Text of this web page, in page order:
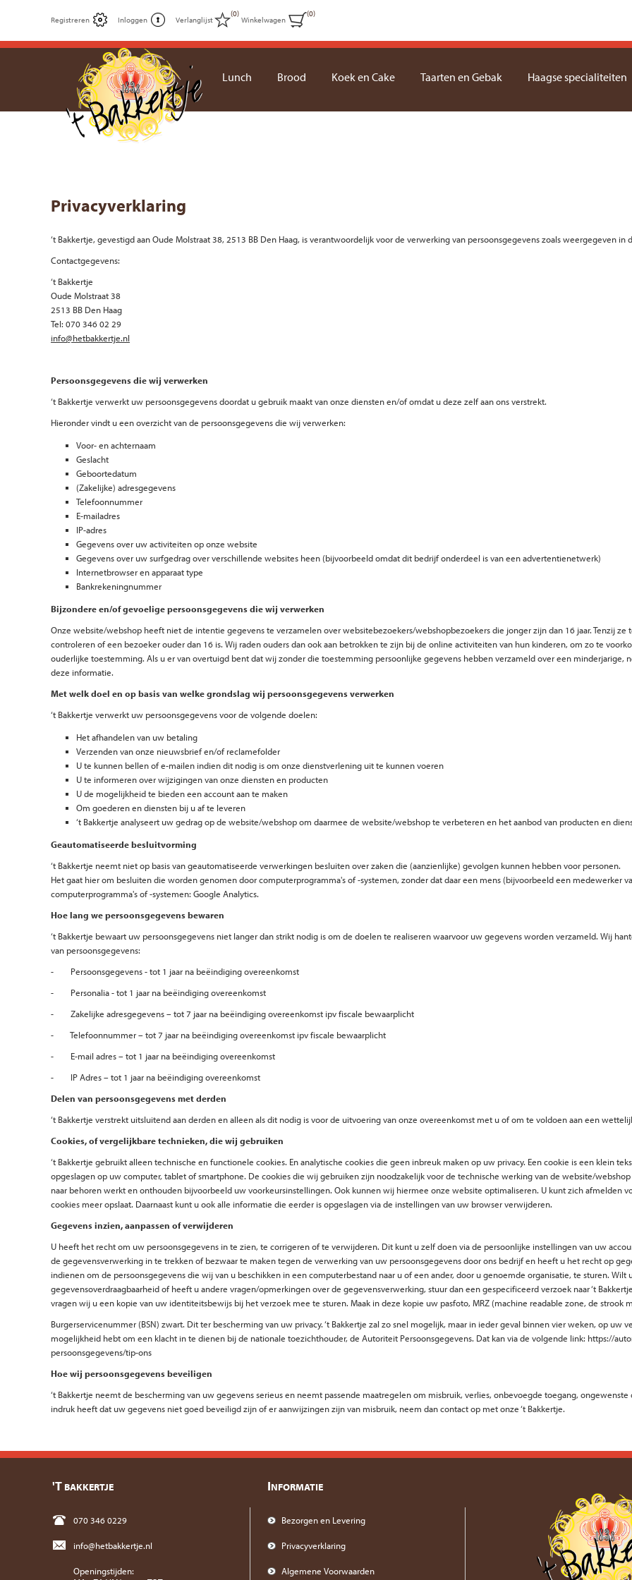
Registreren Inloggen Verlanglijst
(0)
Winkelwagen
(0)
Lunch Brood Koek en Cake Taarten en Gebak Haagse specialiteiten
Privacyverklaring
‘t Bakkertje, gevestigd aan Oude Molstraat 38, 2513 BB Den Haag, is verantwoordelijk voor de verwerking van persoonsgegevens zoals weergegeven in
Contactgegevens:
‘t Bakkertje
Oude Molstraat 38
2513 BB Den Haag
Tel: 070 346 02 29
info@hetbakkertje.nl
Persoonsgegevens die wij verwerken
‘t Bakkertje verwerkt uw persoonsgegevens doordat u gebruik maakt van onze diensten en/of omdat u deze zelf aan ons verstrekt.
Hieronder vindt u een overzicht van de persoonsgegevens die wij verwerken:
Voor- en achternaam
Geslacht
Geboortedatum
(Zakelijke) adresgegevens
Telefoonnummer
E-mailadres
IP-adres
Gegevens over uw activiteiten op onze website
Gegevens over uw surfgedrag over verschillende websites heen (bijvoorbeeld omdat dit bedrijf onderdeel is van een advertentienetwerk)
Internetbrowser en apparaat type
Bankrekeningnummer
Bijzondere en/of gevoelige persoonsgegevens die wij verwerken
Onze website/webshop heeft niet de intentie gegevens te verzamelen over websitebezoekers/webshopbezoekers die jonger zijn dan 16 jaar. Tenzij
controleren of een bezoeker ouder dan 16 is. Wij raden ouders dan ook aan betrokken te zijn bij de online activiteiten van hun kinderen, om zo te
ouderlijke toestemming. Als u er van overtuigd bent dat wij zonder die toestemming persoonlijke gegevens hebben verzameld over een minderjarige,
deze informatie.
Met welk doel en op basis van welke grondslag wij persoonsgegevens verwerken
‘t Bakkertje verwerkt uw persoonsgegevens voor de volgende doelen:
Het afhandelen van uw betaling
Verzenden van onze nieuwsbrief en/of reclamefolder
U te kunnen bellen of e-mailen indien dit nodig is om onze dienstverlening uit te kunnen voeren
U te informeren over wijzigingen van onze diensten en producten
U de mogelijkheid te bieden een account aan te maken
Om goederen en diensten bij u af te leveren
‘t Bakkertje analyseert uw gedrag op de website/webshop om daarmee de website/webshop te verbeteren en het aanbod van producten en
Geautomatiseerde besluitvorming
‘t Bakkertje neemt niet op basis van geautomatiseerde verwerkingen besluiten over zaken die (aanzienlijke) gevolgen kunnen hebben voor personen.
Het gaat hier om besluiten die worden genomen door computerprogramma's of -systemen, zonder dat daar een mens (bijvoorbeeld een medewerker
computerprogramma's of -systemen: Google Analytics.
Hoe lang we persoonsgegevens bewaren
‘t Bakkertje bewaart uw persoonsgegevens niet langer dan strikt nodig is om de doelen te realiseren waarvoor uw gegevens worden verzameld. Wij
van persoonsgegevens:
- Persoonsgegevens - tot 1 jaar na beëindiging overeenkomst
- Personalia - tot 1 jaar na beëindiging overeenkomst
- Zakelijke adresgegevens – tot 7 jaar na beëindiging overeenkomst ipv fiscale bewaarplicht
- Telefoonnummer – tot 7 jaar na beëindiging overeenkomst ipv fiscale bewaarplicht
- E-mail adres – tot 1 jaar na beëindiging overeenkomst
- IP Adres – tot 1 jaar na beëindiging overeenkomst
Delen van persoonsgegevens met derden
‘t Bakkertje verstrekt uitsluitend aan derden en alleen als dit nodig is voor de uitvoering van onze overeenkomst met u of om te voldoen aan een
Cookies, of vergelijkbare technieken, die wij gebruiken
‘t Bakkertje gebruikt alleen technische en functionele cookies. En analytische cookies die geen inbreuk maken op uw privacy. Een cookie is een klein
opgeslagen op uw computer, tablet of smartphone. De cookies die wij gebruiken zijn noodzakelijk voor de technische werking van de website/
naar behoren werkt en onthouden bijvoorbeeld uw voorkeursinstellingen. Ook kunnen wij hiermee onze website optimaliseren. U kunt zich afmelden
cookies meer opslaat. Daarnaast kunt u ook alle informatie die eerder is opgeslagen via de instellingen van uw browser verwijderen.
Gegevens inzien, aanpassen of verwijderen
U heeft het recht om uw persoonsgegevens in te zien, te corrigeren of te verwijderen. Dit kunt u zelf doen via de persoonlijke instellingen van uw
de gegevensverwerking in te trekken of bezwaar te maken tegen de verwerking van uw persoonsgegevens door ons bedrijf en heeft u het recht op
indienen om de persoonsgegevens die wij van u beschikken in een computerbestand naar u of een ander, door u genoemde organisatie, te sturen.
gegevensoverdraagbaarheid of heeft u andere vragen/opmerkingen over de gegevensverwerking, stuur dan een gespecificeerd verzoek naar ‘t
vragen wij u een kopie van uw identiteitsbewijs bij het verzoek mee te sturen. Maak in deze kopie uw pasfoto, MRZ (machine readable zone, de strook
Burgerservicenummer (BSN) zwart. Dit ter bescherming van uw privacy. ‘t Bakkertje zal zo snel mogelijk, maar in ieder geval binnen vier weken, op uw
mogelijkheid hebt om een klacht in te dienen bij de nationale toezichthouder, de Autoriteit Persoonsgegevens. Dat kan via de volgende link: https://
persoonsgegevens/tip-ons
Hoe wij persoonsgegevens beveiligen
‘t Bakkertje neemt de bescherming van uw gegevens serieus en neemt passende maatregelen om misbruik, verlies, onbevoegde toegang,
indruk heeft dat uw gegevens niet goed beveiligd zijn of er aanwijzingen zijn van misbruik, neem dan contact op met onze ‘t Bakkertje.
'T BAKKERTJE
070 346 0229
info@hetbakkertje.nl
Openingstijden:
INFORMATIE
Bezorgen en Levering
Privacyverklaring
Algemene Voorwaarden